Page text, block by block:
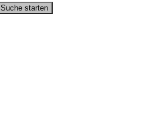
Suche starten